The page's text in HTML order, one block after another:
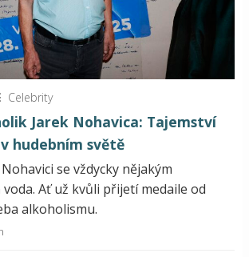
Celebrity
Jarek Nohavica: Tajemství
hudebním světě
se vždycky nějakým
Ať už kvůli přijetí medaile od
alkoholismu.